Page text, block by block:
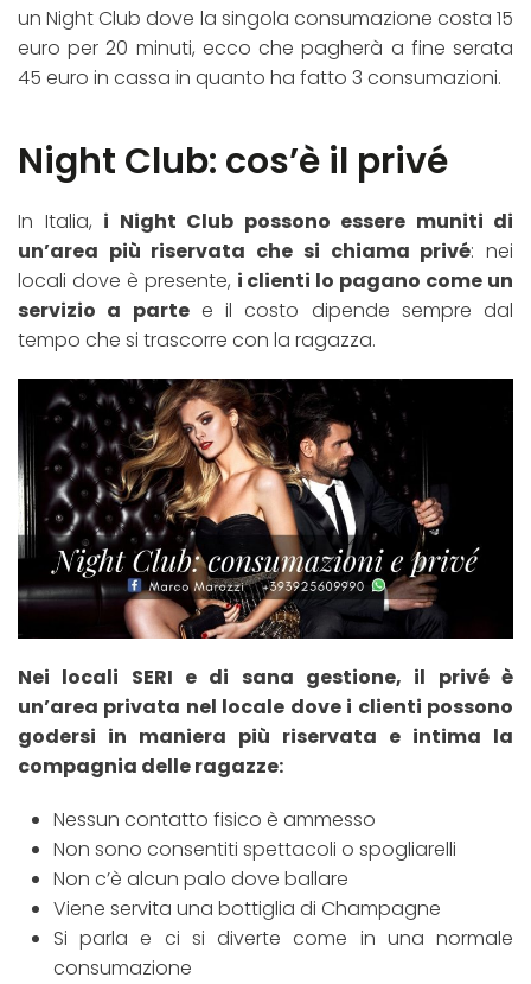
un Night Club dove la singola consumazione costa 15
euro per 20 minuti, ecco che pagherà a fine serata
45 euro in cassa in quanto ha fatto 3 consumazioni.
Night Club: cos’è il privé
In Italia, i Night Club possono essere muniti di
un’area più riservata che si chiama privé: nei
locali dove è presente, i clienti lo pagano come un
servizio a partee il costo dipende sempre dal
tempo che si trascorre con la ragazza.
Nei locali SERI e di sana gestione, il privé è
un’area privata nel locale dove i clienti possono
godersi in maniera più riservata e intima la
compagnia delle ragazze:
Nessun contatto fisico è ammesso
Non sono consentiti spettacoli o spogliarelli
Non c’è alcun palo dove ballare
Viene servita una bottiglia di Champagne
Si parla e ci si diverte come in una normale
consumazione